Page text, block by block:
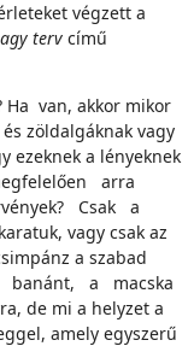
végzett a
terv című
Ha van, akkor mikor
zöldalgáknak vagy
ezeknek a lényeknek
arra
Csak a
vagy csak az
a szabad
banánt, a macska
de mi a helyzet a
amely egyszerű